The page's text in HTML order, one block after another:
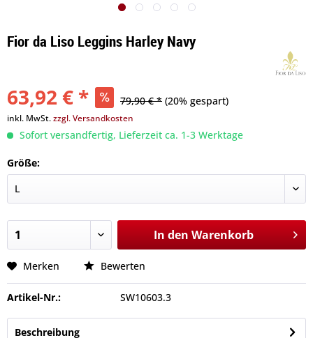
Fior da Liso Leggins Harley Navy
63,92 € * 79,90 € * (20% gespart)
inkl. MwSt.zzgl. Versandkosten
Sofort versandfertig, Lieferzeit ca. 1-3 Werktage
Größe:
In den Warenkorb
Merken Bewerten
Artikel-Nr.: SW10603.3
Beschreibung